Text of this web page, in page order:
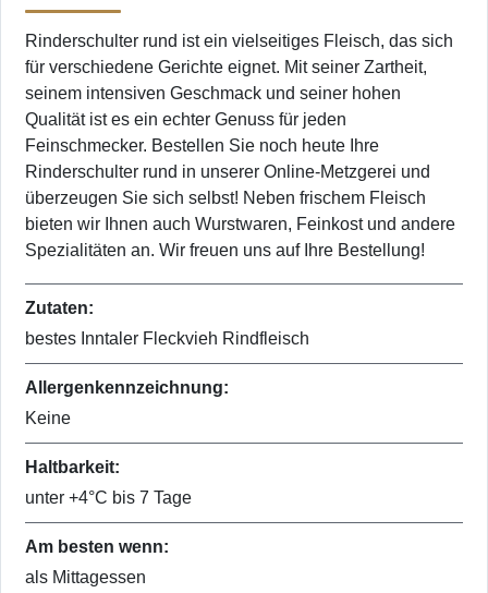
Rinderschulter rund ist ein vielseitiges Fleisch, das sich
für verschiedene Gerichte eignet. Mit seiner Zartheit,
seinem intensiven Geschmack und seiner hohen
Qualität ist es ein echter Genuss für jeden
Feinschmecker. Bestellen Sie noch heute Ihre
Rinderschulter rund in unserer Online-Metzgerei und
überzeugen Sie sich selbst! Neben frischem Fleisch
bieten wir Ihnen auch Wurstwaren, Feinkost und andere
Spezialitäten an. Wir freuen uns auf Ihre Bestellung!
Zutaten:
bestes Inntaler Fleckvieh Rindfleisch
Allergenkennzeichnung:
Keine
Haltbarkeit:
unter +4°C bis 7 Tage
Am besten wenn:
als Mittagessen